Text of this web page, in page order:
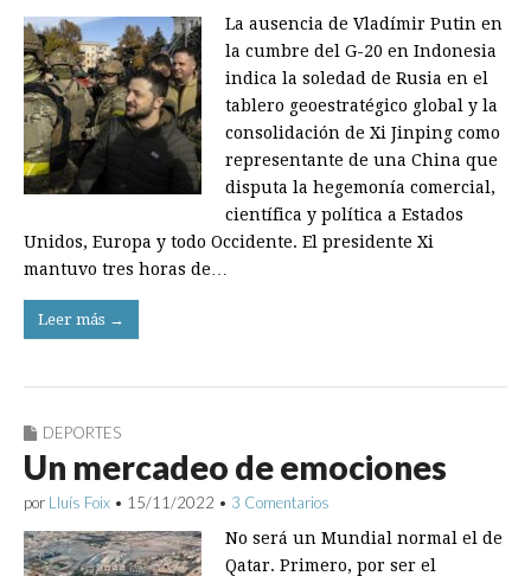
La ausencia de Vladímir Putin en
la cumbre del G-20 en Indonesia
indica la soledad de Rusia en el
tablero geoestratégico global y la
consolidación de Xi Jinping como
representante de una China que
disputa la hegemonía comercial,
científica y política a Estados
Unidos, Europa y todo Occidente. El presidente Xi
mantuvo tres horas de…
Leer más →
DEPORTES
Un mercadeo de emociones
por Lluís Foix • 15/11/2022 • 3 Comentarios
No será un Mundial normal el de
Qatar. Primero, por ser el